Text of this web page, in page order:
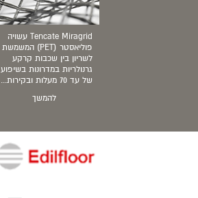
Tencate Miragrid עשויה
פוליאסטר (PET) המשמשת
לשריון בין שכבות קרקע
גרנולריות במדרונות בשיפוע
של עד 70 מעלות ובקירות...
להמשך